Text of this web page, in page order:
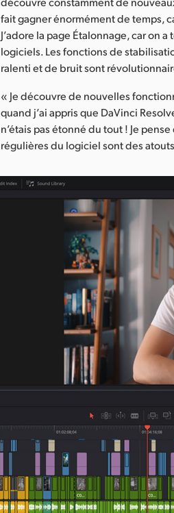
fait gagner énormément de temps,
J’adore la page Étalonnage, car on
logiciels. Les fonctions de
ralenti et de bruit sont
« Je découvre de nouvelles
quand j’ai appris que DaVinci
n’étais pas étonné du tout ! Je
régulières du logiciel sont des